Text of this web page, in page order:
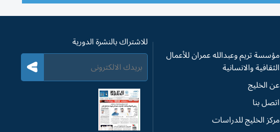
مؤسسة تريم وعبدالله عمران للأعمال
الثقافية والانسانية
عن الخليج
اتصل بنا
مركز الخليج للدراسات
للاشتراك بالنشرة الدورية